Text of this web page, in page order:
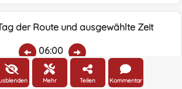
der Route und ausgewählte Zeit
06:00
Geschwindigkeit Windrichtung
Mehr Teilen Kommentar